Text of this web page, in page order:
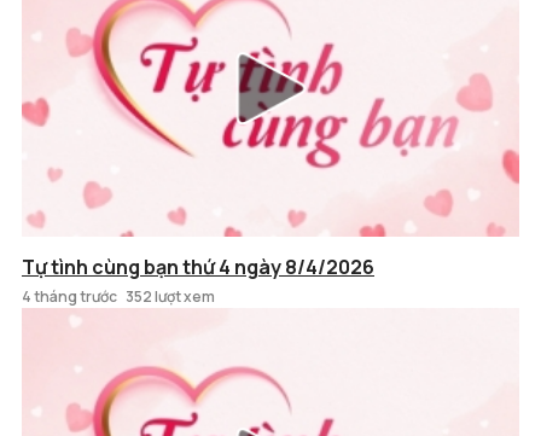
Tự tình cùng bạn thứ 4 ngày 8/4/2026
4 tháng trước 352 lượt xem